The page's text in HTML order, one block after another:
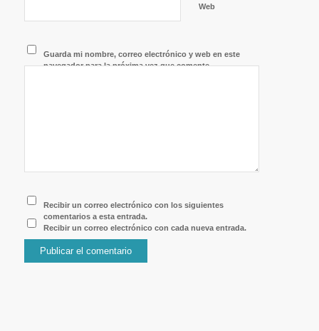
Web
Guarda mi nombre, correo electrónico y web en este
navegador para la próxima vez que comente.
Recibir un correo electrónico con los siguientes
comentarios a esta entrada.
Recibir un correo electrónico con cada nueva entrada.